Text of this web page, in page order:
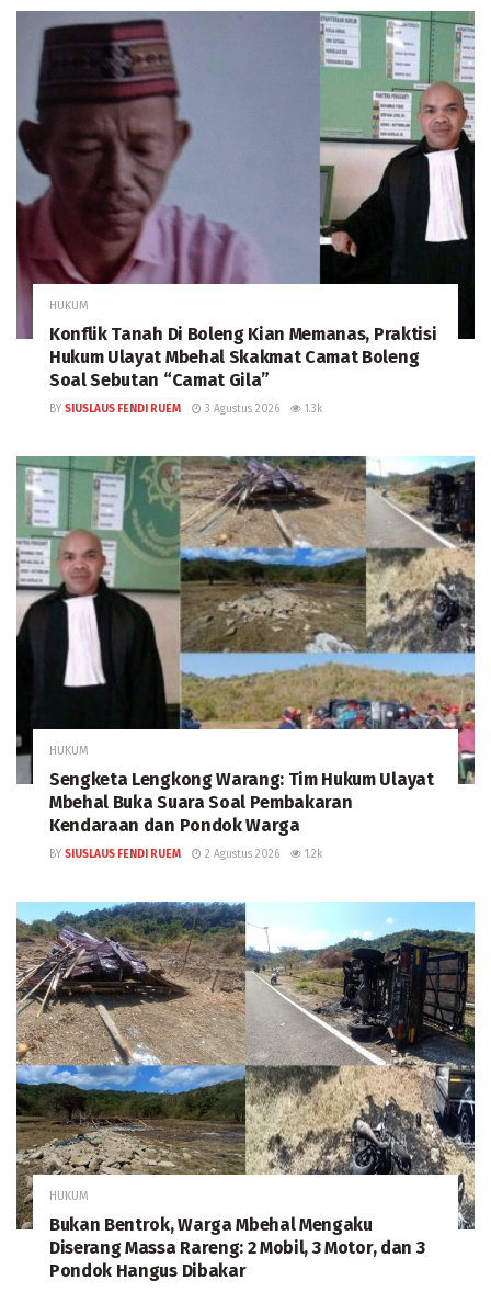
HUKUM
Konflik Tanah Di Boleng Kian Memanas, Praktisi
Hukum Ulayat Mbehal Skakmat Camat Boleng
Soal Sebutan “Camat Gila”
BY SIUSLAUS FENDI RUEM 3 Agustus 2026 1.3k
HUKUM
Sengketa Lengkong Warang: Tim Hukum Ulayat
Mbehal Buka Suara Soal Pembakaran
Kendaraan dan Pondok Warga
BY SIUSLAUS FENDI RUEM 2 Agustus 2026 1.2k
HUKUM
Bukan Bentrok, Warga Mbehal Mengaku
Diserang Massa Rareng: 2 Mobil, 3 Motor, dan 3
Pondok Hangus Dibakar